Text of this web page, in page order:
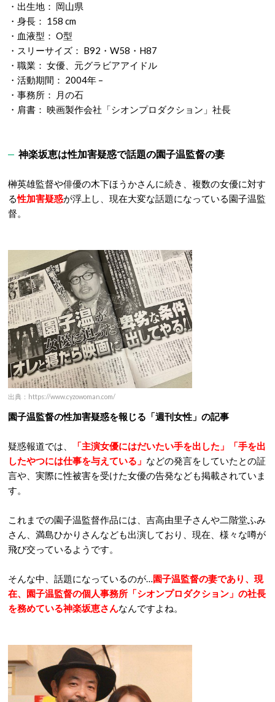
・出生地： 岡山県
・身長： 158 cm
・血液型： O型
・スリーサイズ： B92・W58・H87
・職業： 女優、元グラビアアイドル
・活動期間： 2004年 –
・事務所： 月の石
・肩書： 映画製作会社「シオンプロダクション」社長
神楽坂恵は性加害疑惑で話題の園子温監督の妻
榊英雄監督や俳優の木下ほうかさんに続き、複数の女優に対す
る性加害疑惑が浮上し、現在大変な話題になっている園子温監
督。
出典：https://www.cyzowoman.com/
園子温監督の性加害疑惑を報じる「週刊女性」の記事
疑惑報道では、
「主演女優にはだいたい手を出した」「手を出
したやつには仕事を与えている」 などの発言をしていたとの証
言や、実際に性被害を受けた女優の告発なども掲載されていま
す。
これまでの園子温監督作品には、吉高由里子さんや二階堂ふみ
さん、満島ひかりさんなども出演しており、現在、様々な噂が
飛び交っているようです。
そんな中、話題になっているのが…園子温監督の妻であり、現
在、園子温監督の個人事務所「シオンプロダクション」の社長
を務めている神楽坂恵さんなんですよね。